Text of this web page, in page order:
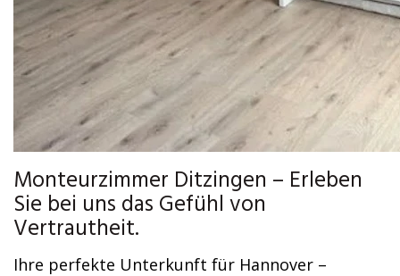
Monteurzimmer Ditzingen – Erleben
Sie bei uns das Gefühl von
Vertrautheit.
Ihre perfekte Unterkunft für Hannover –